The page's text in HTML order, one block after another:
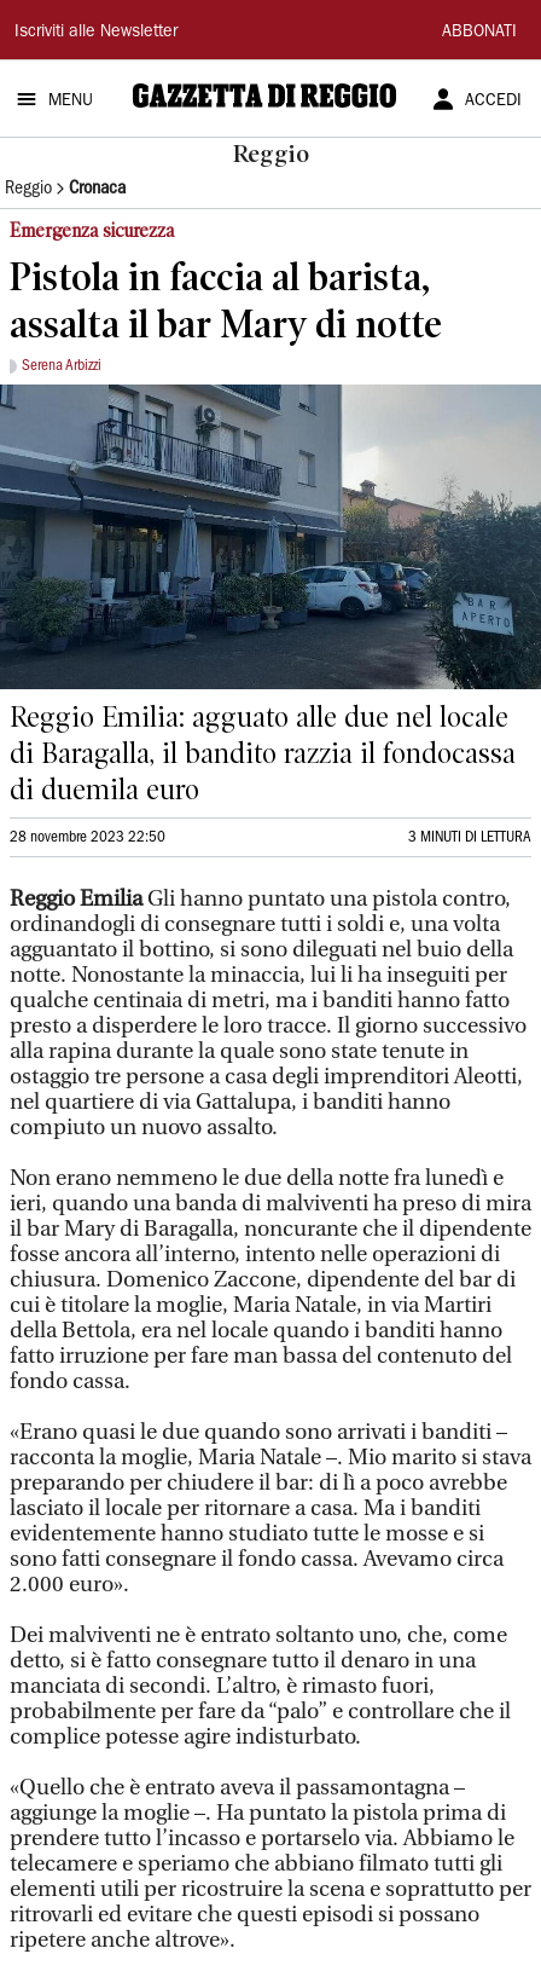
Gazzetta
di
Reggio
Iscriviti alle Newsletter ABBONATI
MENU ACCEDI
Reggio
Reggio Cronaca
Emergenza sicurezza
Pistola in faccia al barista,
assalta il bar Mary di notte
Serena Arbizzi
Reggio Emilia: agguato alle due nel locale
di Baragalla, il bandito razzia il fondocassa
di duemila euro
28 novembre 2023 22:50 3 MINUTI DI LETTURA
Reggio EmiliaGli hanno puntato una pistola contro,
ordinandogli di consegnare tutti i soldi e, una volta
agguantato il bottino, si sono dileguati nel buio della
notte. Nonostante la minaccia, lui li ha inseguiti per
qualche centinaia di metri, ma i banditi hanno fatto
presto a disperdere le loro tracce. Il giorno successivo
alla rapina durante la quale sono state tenute in
ostaggio tre persone a casa degli imprenditori Aleotti,
nel quartiere di via Gattalupa, i banditi hanno
compiuto un nuovo assalto.
Non erano nemmeno le due della notte fra lunedì e
ieri, quando una banda di malviventi ha preso di mira
il bar Mary di Baragalla, noncurante che il dipendente
fosse ancora all’interno, intento nelle operazioni di
chiusura. Domenico Zaccone, dipendente del bar di
cui è titolare la moglie, Maria Natale, in via Martiri
della Bettola, era nel locale quando i banditi hanno
fatto irruzione per fare man bassa del contenuto del
fondo cassa.
«Erano quasi le due quando sono arrivati i banditi –
racconta la moglie, Maria Natale –. Mio marito si stava
preparando per chiudere il bar: di lì a poco avrebbe
lasciato il locale per ritornare a casa. Ma i banditi
evidentemente hanno studiato tutte le mosse e si
sono fatti consegnare il fondo cassa. Avevamo circa
2.000 euro».
Dei malviventi ne è entrato soltanto uno, che, come
detto, si è fatto consegnare tutto il denaro in una
manciata di secondi. L’altro, è rimasto fuori,
probabilmente per fare da “palo” e controllare che il
complice potesse agire indisturbato.
«Quello che è entrato aveva il passamontagna –
aggiunge la moglie –. Ha puntato la pistola prima di
prendere tutto l’incasso e portarselo via. Abbiamo le
telecamere e speriamo che abbiano filmato tutti gli
elementi utili per ricostruire la scena e soprattutto per
ritrovarli ed evitare che questi episodi si possano
ripetere anche altrove».